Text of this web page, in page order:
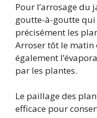
Pour l’arrosage du
goutte-à-goutte
précisément les
Arroser tôt le matin
également
par les plantes.
Le paillage des
efficace pour